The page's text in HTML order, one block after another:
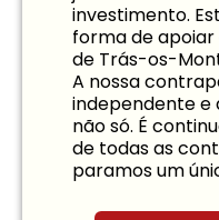
investimento.
forma de
de Trás-os-
A nossa
independente e
não só. É
de todas as
paramos um